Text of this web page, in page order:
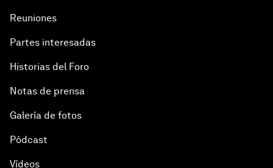
Reuniones
Partes interesadas
Historias del Foro
Notas de prensa
Galería de fotos
Pódcast
Vídeos